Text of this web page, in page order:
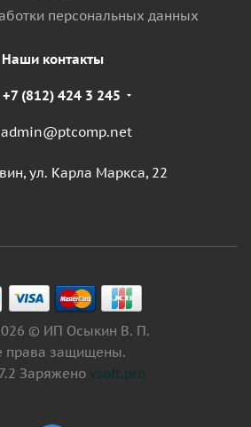
персональных данных
Наши контакты
+7 (812) 424 3 245
admin@ptcomp.net
ул. Карла Маркса, 22
© ИП Осыкин В. П.
права защищены.
Заряжено vsoft.pro